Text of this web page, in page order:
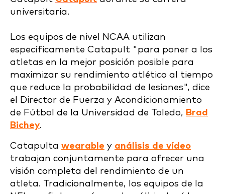
universitaria.
Los equipos de nivel NCAA utilizan
específicamente Catapult "para poner a los
atletas en la mejor posición posible para
maximizar su rendimiento atlético al tiempo
que reduce la probabilidad de lesiones", dice
el Director de Fuerza y Acondicionamiento
de Fútbol de la Universidad de Toledo, Brad
Bichey.
Catapulta wearable y análisis de vídeo
trabajan conjuntamente para ofrecer una
visión completa del rendimiento de un
atleta. Tradicionalmente, los equipos de la